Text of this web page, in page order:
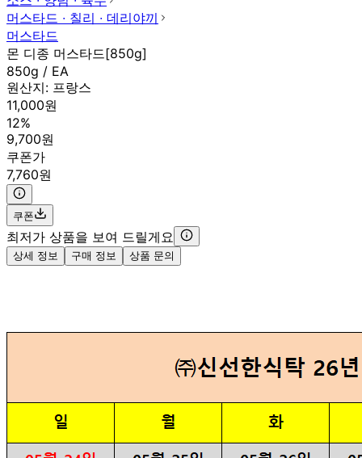
머스타드 ∙ 칠리 ∙ 데리야끼
머스타드
몬 디종 머스타드[850g]
850g / EA
원산지: 프랑스
11,000원
12%
9,700원
쿠폰가
7,760원
쿠폰
최저가 상품을 보여 드릴게요
상세 정보 구매 정보 상품 문의